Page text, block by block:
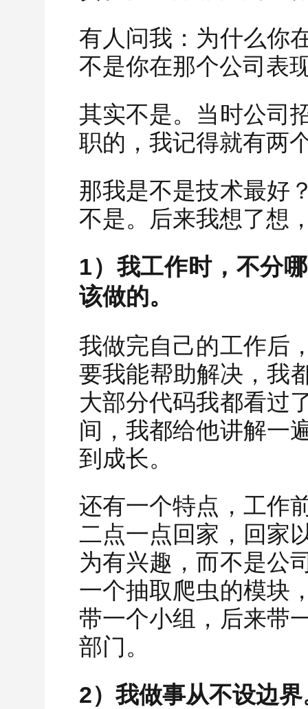
有人问我：为什么你
不是你在那个公司表
其实不是。当时公司
职的，我记得就有两
那我是不是技术最好
不是。后来我想了想
1）我工作时，不分
该做的。
我做完自己的工作后
要我能帮助解决，我
大部分代码我都看过
间，我都给他讲解一
到成长。
还有一个特点，工作
二点一点回家，回家
为有兴趣，而不是公
一个抽取爬虫的模块
带一个小组，后来带
部门。
2）我做事从不设边界